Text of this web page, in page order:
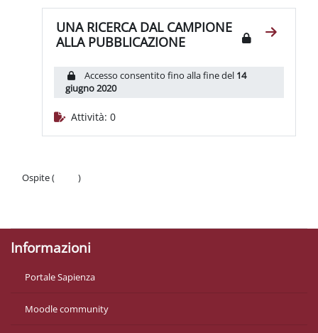
UNA RICERCA DAL CAMPIONE
ALLA PUBBLICAZIONE
Vai alla
Accesso consentito fino alla fine del 14
giugno 2020
Attività: 0
Ospite (
)
Informazioni
Portale Sapienza
Moodle community